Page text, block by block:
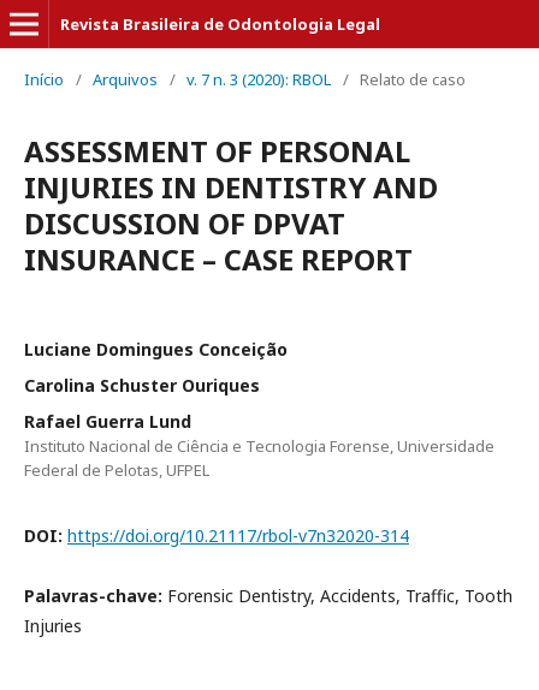
Revista Brasileira de Odontologia Legal
Início / Arquivos / v. 7 n. 3 (2020): RBOL / Relato de caso
ASSESSMENT OF PERSONAL
INJURIES IN DENTISTRY AND
DISCUSSION OF DPVAT
INSURANCE – CASE REPORT
Luciane Domingues Conceição
Carolina Schuster Ouriques
Rafael Guerra Lund
Instituto Nacional de Ciência e Tecnologia Forense, Universidade
Federal de Pelotas, UFPEL
DOI: https://doi.org/10.21117/rbol-v7n32020-314
Palavras-chave: Forensic Dentistry, Accidents, Traffic, Tooth
Injuries